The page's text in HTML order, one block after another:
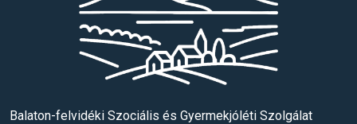
Balaton-felvidéki Szociális és Gyermekjóléti Szolgálat